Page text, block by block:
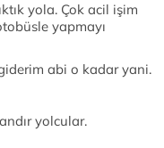
yola. Çok acil işim
yapmayı
abi o kadar yani.
yolcular.